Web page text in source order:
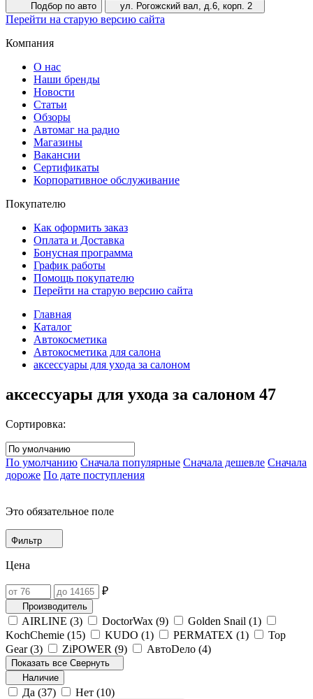
Подбор по авто ул. Рогожский вал, д.6, корп. 2
Перейти на старую версию сайта
Компания
О нас
Наши бренды
Новости
Статьи
Обзоры
Автомаг на радио
Магазины
Вакансии
Сертификаты
Корпоративное обслуживание
Покупателю
Как оформить заказ
Оплата и Доставка
Бонусная программа
График работы
Помощь покупателю
Перейти на старую версию сайта
Главная
Каталог
Автокосметика
Автокосметика для салона
аксессуары для ухода за салоном
аксессуары для ухода за салоном 47
Сортировка:
По умолчанию Сначала популярные Сначала дешевле Сначала
дороже По дате поступления
Это обязательное поле
Фильтр
Цена
₽
Производитель
AIRLINE (3) DoctorWax (9) Golden Snail (1)
KochChemie (15) KUDO (1) PERMATEX (1)
Top
Gear (3) ZiPOWER (9) АвтоDело (4)
Показать все Свернуть
Наличие
Да (37) Нет (10)